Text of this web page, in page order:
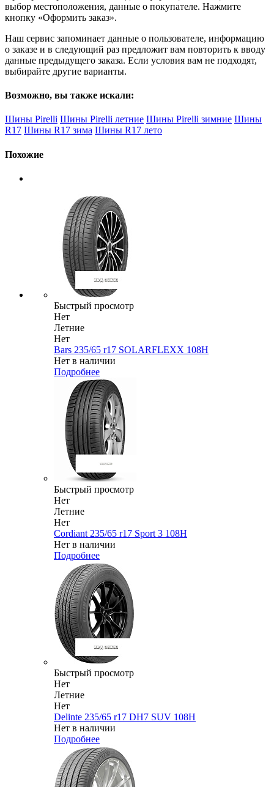
выбор местоположения, данные о покупателе. Нажмите
кнопку «Оформить заказ».
Наш сервис запоминает данные о пользователе, информацию
о заказе и в следующий раз предложит вам повторить к вводу
данные предыдущего заказа. Если условия вам не подходят,
выбирайте другие варианты.
Возможно, вы также искали:
Шины Pirelli Шины Pirelli летние Шины Pirelli зимние Шины
R17 Шины R17 зима Шины R17 лето
Похожие
Быстрый просмотр
Нет
Летние
Нет
Bars 235/65 r17 SOLARFLEXX 108H
Нет в наличии
Подробнее
Быстрый просмотр
Нет
Летние
Нет
Cordiant 235/65 r17 Sport 3 108H
Нет в наличии
Подробнее
Быстрый просмотр
Нет
Летние
Нет
Delinte 235/65 r17 DH7 SUV 108H
Нет в наличии
Подробнее